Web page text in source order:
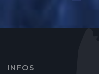
INFOS